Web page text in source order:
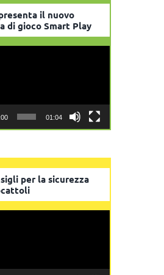
il nuovo
di gioco Smart Play
01:04
per la sicurezza